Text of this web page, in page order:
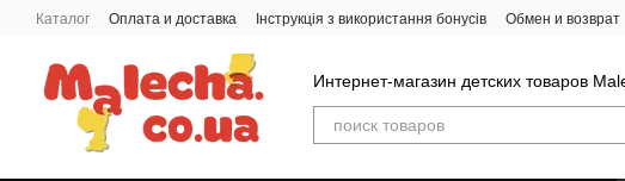
Перейти к основному контенту
Каталог Оплата и доставка Інструкція з використання бонусів Обмен и возврат
Интернет-магазин детских товаров